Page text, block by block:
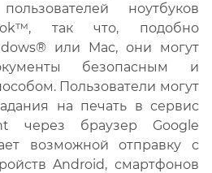
ноутбуков
так что, подобно
или Mac, они могут
безопасным и
Пользователи могут
на печать в сервис
через браузер Google
возможной отправку с
Android, смартфонов